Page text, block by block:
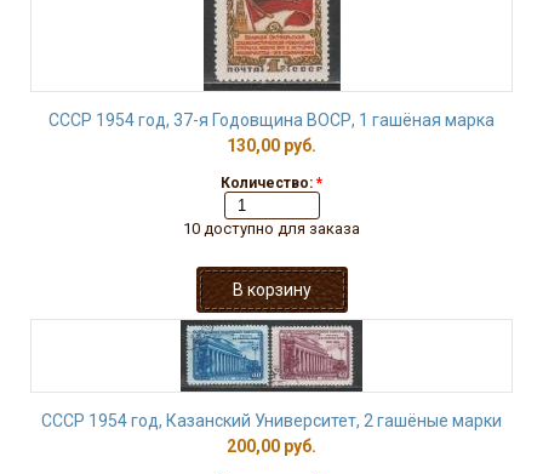
СССР 1954 год, 37-я Годовщина ВОСР, 1 гашёная марка
130,00 руб.
Количество: *
10 доступно для заказа
СССР 1954 год, Казанский Университет, 2 гашёные марки
200,00 руб.